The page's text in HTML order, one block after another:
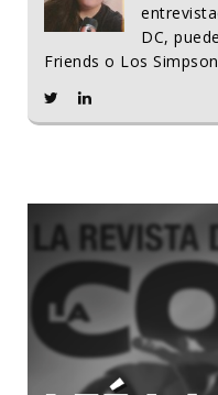
DC,
Friends o Los